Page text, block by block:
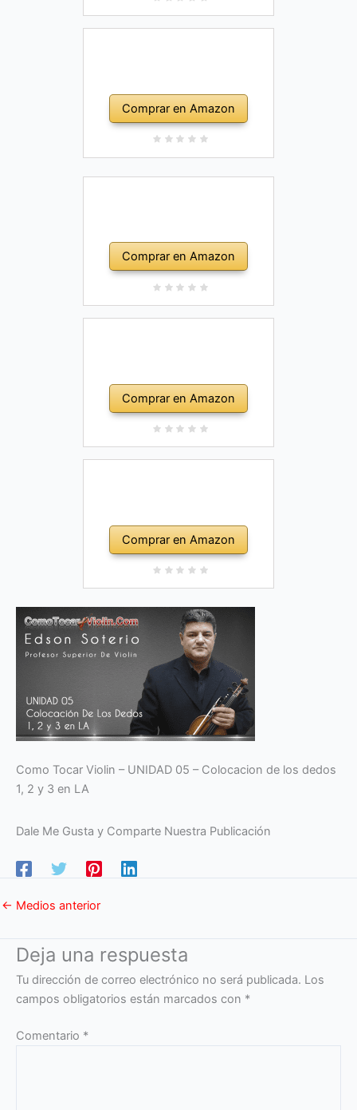
Comprar en Amazon
Comprar en Amazon
Comprar en Amazon
Comprar en Amazon
Como Tocar Violin – UNIDAD 05 – Colocacion de los dedos
1, 2 y 3 en LA
Dale Me Gusta y Comparte Nuestra Publicación
← Medios anterior
Deja una respuesta
Tu dirección de correo electrónico no será publicada. Los
campos obligatorios están marcados con *
Comentario *